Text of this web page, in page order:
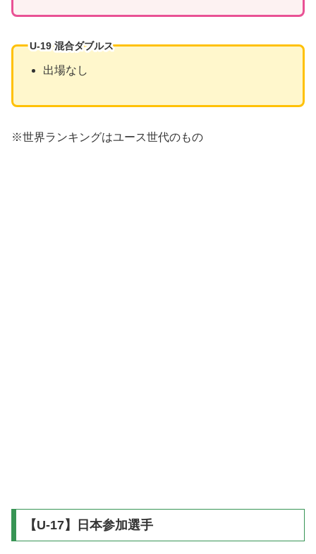
U-19 混合ダブルス
出場なし
※世界ランキングはユース世代のもの
【U-17】日本参加選手